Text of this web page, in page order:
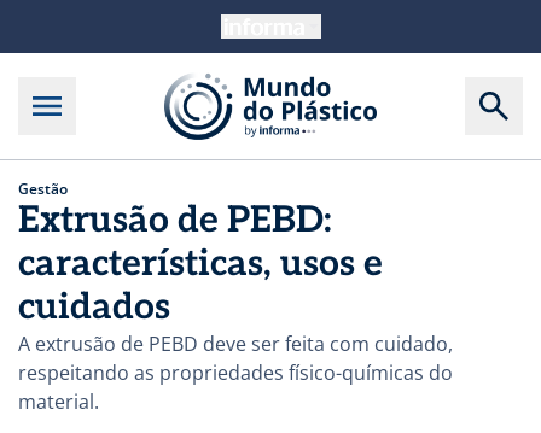
Gestão
Extrusão de PEBD:
características, usos e
cuidados
A extrusão de PEBD deve ser feita com cuidado,
respeitando as propriedades físico-químicas do
material.